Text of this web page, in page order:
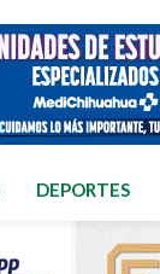
DEPORTES